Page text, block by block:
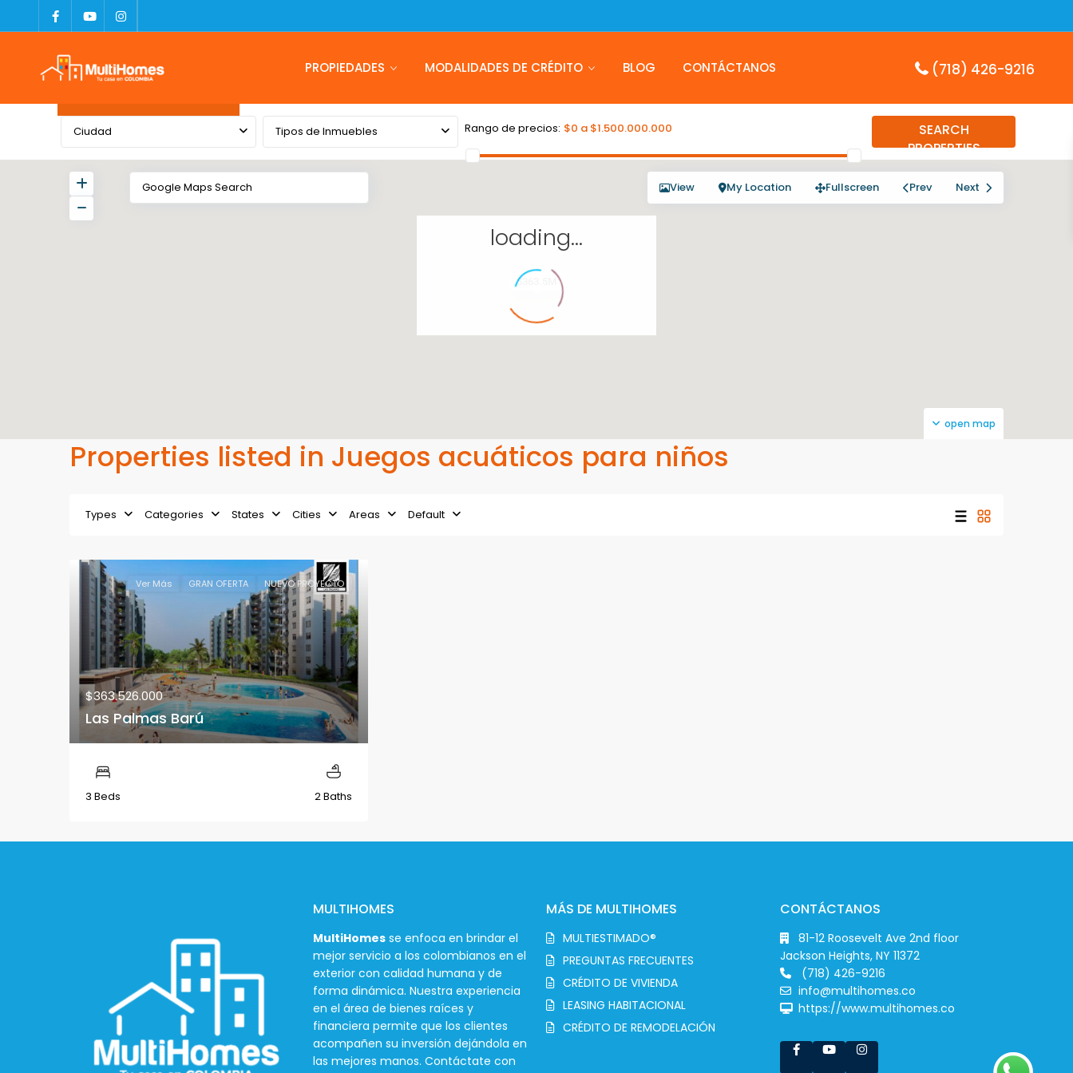
PROPIEDADES MODALIDADES DE CRÉDITO BLOG CONTÁCTANOS (718) 426-9216
Ciudad Tipos de Inmuebles Rango de precios: $0 a $1.500.000.000
SEARCH
PROPERTIES
$363.5M
loading...
open map
View My Location Fullscreen Prev Next
Properties listed in Juegos acuáticos para niños
Types Categories States Cities Areas Default
Ver Más GRAN OFERTA NUEVO PROYECTO
$363.526.000
Las Palmas Barú
3 Beds 2 Baths
MULTIHOMES
MultiHomesse enfoca en brindar el
mejor servicio a los colombianos en el
exterior con calidad humana y de
forma dinámica. Nuestra experiencia
en el área de bienes raíces y
financiera permite que los clientes
acompañen su inversión dejándola en
las mejores manos. Contáctate con
MÁS DE MULTIHOMES
MULTIESTIMADO®
PREGUNTAS FRECUENTES
CRÉDITO DE VIVIENDA
LEASING HABITACIONAL
CRÉDITO DE REMODELACIÓN
CONTÁCTANOS
81-12 Roosevelt Ave 2nd floor
Jackson Heights, NY 11372
(718) 426-9216
info@multihomes.co
https://www.multihomes.co